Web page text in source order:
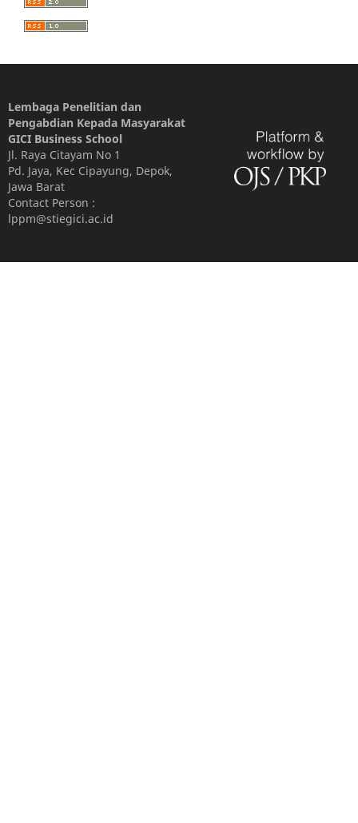
Lembaga Penelitian dan
Pengabdian Kepada Masyarakat
GICI Business School
Jl. Raya Citayam No 1
Pd. Jaya, Kec Cipayung, Depok,
Jawa Barat
Contact Person :
lppm@stiegici.ac.id